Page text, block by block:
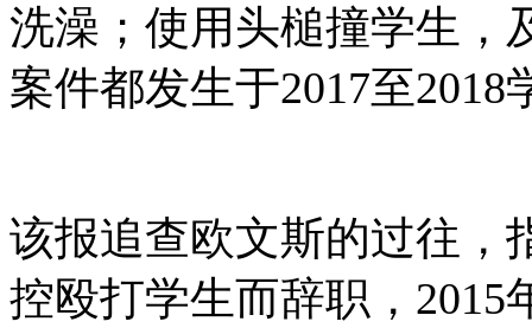
洗澡；使用头槌撞学生，
案件都发生于2017至2018
该报追查欧文斯的过往，
控殴打学生而辞职，